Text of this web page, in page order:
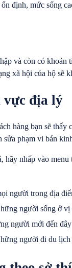
định, mức sống
và còn có
xã hội của hộ sẽ
vực địa lý
hàng bạn sẽ
sửa phạm vi bán
nhấp vào
người trong địa
người sống ở vị
người mới đến đây
người đi du